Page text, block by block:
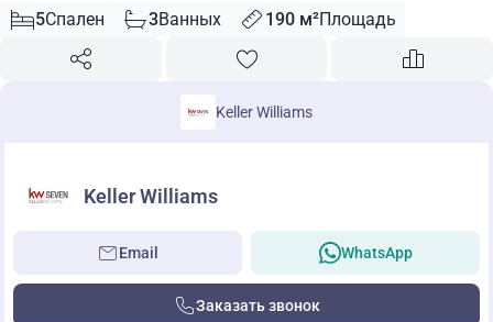
5Спален 3Ванных 190 м²Площадь
Keller Williams
Keller Williams
Email WhatsApp
Заказать звонок